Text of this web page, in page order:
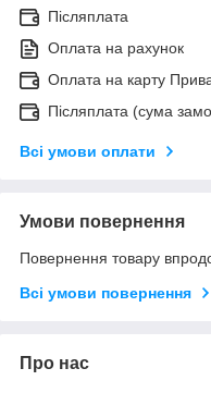
Післяплата
Оплата на рахунок
Оплата на карту
Післяплата (сума
Всі умови оплати
Умови повернення
Повернення товару
Всі умови повернення
Про нас